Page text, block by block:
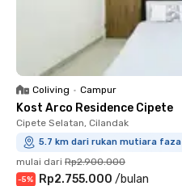
Coliving • Campur
Kost Arco Residence Cipete
Cipete Selatan, Cilandak
5.7 km dari rukan mutiara faza
mulai dari Rp2.900.000
-5% Rp2.755.000 /bulan